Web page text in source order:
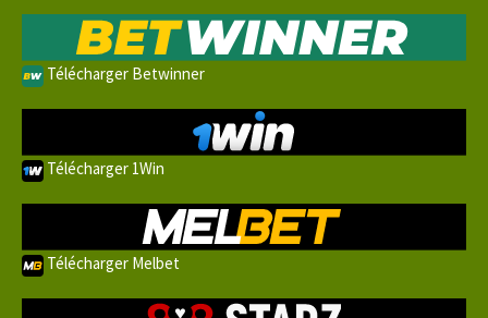
Télécharger Betwinner
Télécharger 1Win
Télécharger Melbet